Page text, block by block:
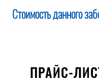
Стоимость данного
ПРАЙС-